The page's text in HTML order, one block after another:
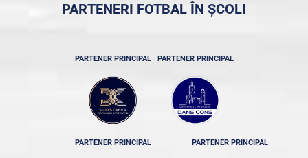
PARTENERI FOTBAL ÎN ȘCOLI
PARTENER PRINCIPAL PARTENER PRINCIPAL
PARTENER PRINCIPAL PARTENER PRINCIPAL